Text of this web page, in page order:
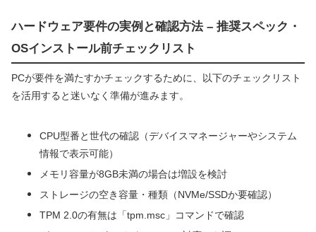
ハードウェア要件の実例と確認方法 – 推奨スペック・
OSインストール前チェックリスト
PCが要件を満たすかチェックするために、以下のチェックリスト
を活用すると迷いなく準備が進みます。
CPU型番と世代の確認（デバイスマネージャーやシステム
情報で表示可能）
メモリ容量が8GB未満の場合は増設を検討
ストレージの空き容量・種類（NVMe/SSDか要確認）
TPM 2.0の有無は「tpm.msc」コマンドで確認